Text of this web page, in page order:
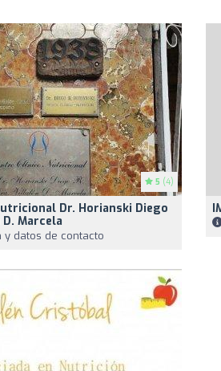
5 (4)
Dr. Horianski Diego
Marcela
y datos de contacto